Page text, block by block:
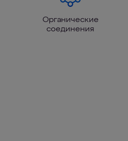
Органические
соединения